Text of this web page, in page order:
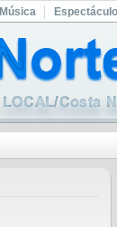
Música